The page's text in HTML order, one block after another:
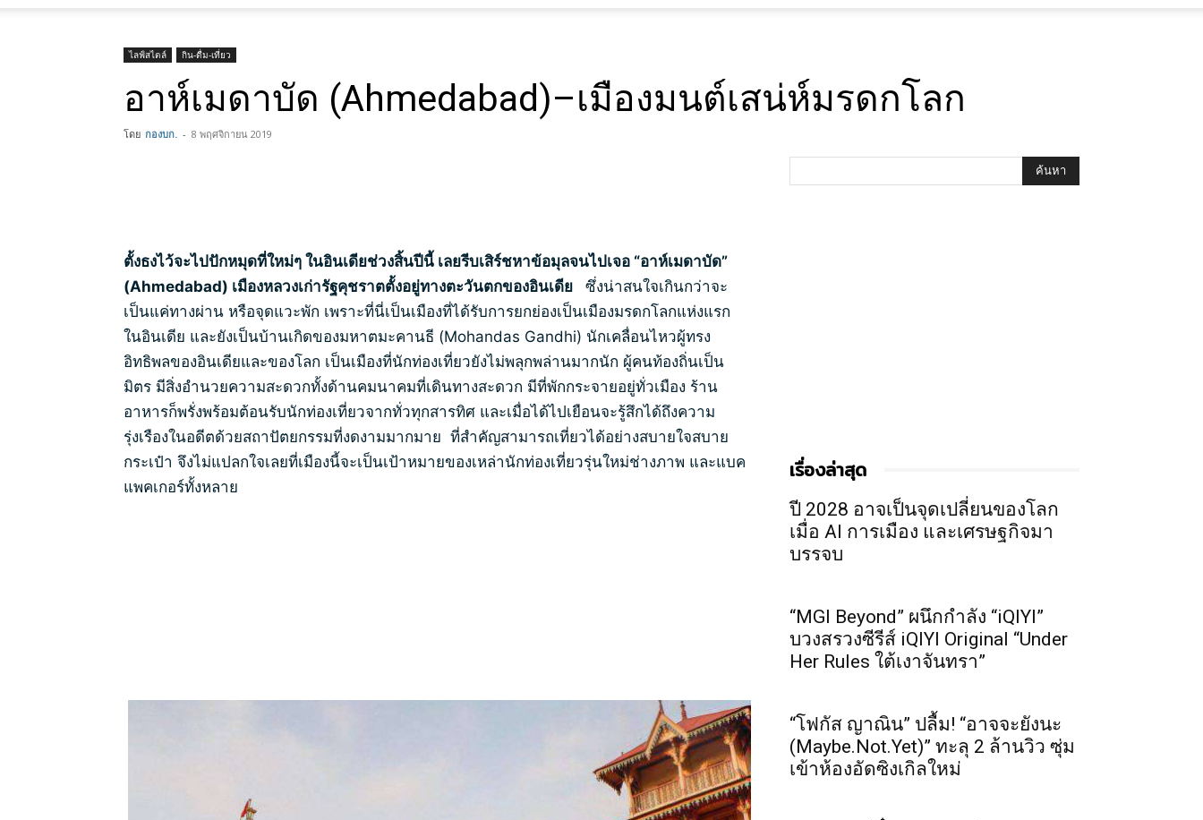
ไลฟ์สไตล์ กิน-ดื่ม-เที่ยว
อาห์เมดาบัด (Ahmedabad)–เมืองมนต์เสน่ห์มรดกโลก
โดย กองบก. - 8 พฤศจิกายน 2019
ตั้งธงไว้จะไปปักหมุดที่ใหม่ๆ ในอินเดียช่วงสิ้นปีนี้ เลยรีบเสิร์ชหาข้อมุลจนไปเจอ “อาห์เมดาบัด”
(Ahmedabad) เมืองหลวงเก่ารัฐคุชราตตั้งอยู่ทางตะวันตกของอินเดีย
ซึ่งน่าสนใจเกินกว่าจะ
เป็นแค่ทางผ่าน หรือจุดแวะพัก เพราะที่นี่เป็นเมืองที่ได้รับการยกย่องเป็นเมืองมรดกโลกแห่งแรก
ในอินเดีย และยังเป็นบ้านเกิดของมหาตมะคานธี (Mohandas Gandhi) นักเคลื่อนไหวผู้ทรง
อิทธิพลของอินเดียและของโลก เป็นเมืองที่นักท่องเที่ยวยังไม่พลุกพล่านมากนัก ผู้คนท้องถิ่นเป็น
มิตร มีสิ่งอำนวยความสะดวกทั้งด้านคมนาคมที่เดินทางสะดวก มีที่พักกระจายอยู่ทั่วเมือง ร้าน
อาหารก็พรั่งพร้อมต้อนรับนักท่องเที่ยวจากทั่วทุกสารทิศ และเมื่อได้ไปเยือนจะรู้สึกได้ถึงความ
รุ่งเรืองในอดีตด้วยสถาปัตยกรรมที่งดงามมากมาย ที่สำคัญสามารถเที่ยวได้อย่างสบายใจสบาย
กระเป๋า จึงไม่แปลกใจเลยที่เมืองนี้จะเป็นเป้าหมายของเหล่านักท่องเที่ยวรุ่นใหม่ช่างภาพ และแบค
แพคเกอร์ทั้งหลาย
เรื่องล่าสุด
ปี 2028 อาจเป็นจุดเปลี่ยนของโลก
เมื่อ AI การเมือง และเศรษฐกิจมา
บรรจบ
“MGI Beyond” ผนึกกำลัง “iQIYI”
บวงสรวงซีรีส์ iQIYI Original “Under
Her Rules ใต้เงาจันทรา”
“โฟกัส ญาณิน” ปลื้ม! “อาจจะยังนะ
(Maybe.Not.Yet)” ทะลุ 2 ล้านวิว ซุ่ม
เข้าห้องอัดซิงเกิลใหม่